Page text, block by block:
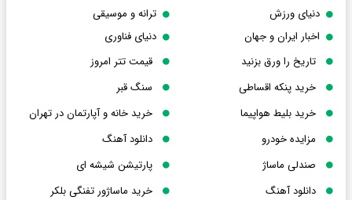
دنیای ورزش
ترانه و موسیقی
اخبار ایران و جهان
دنیای فناوری
تاریخ را ورق بزنید
قیمت تتر امروز
خرید پنکه اقساطی
سنگ قبر
خرید بلیط هواپیما
خرید خانه و آپارتمان در تهران
مزایده خودرو
دانلود آهنگ
صندلی ماساژ
پارتیشن شیشه ای
دانلود آهنگ
خرید ماساژور تفنگی بلکر